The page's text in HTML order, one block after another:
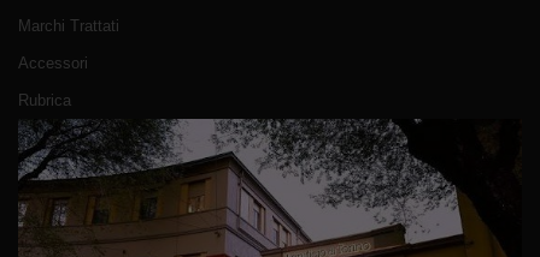
Marchi Trattati
Accessori
Rubrica